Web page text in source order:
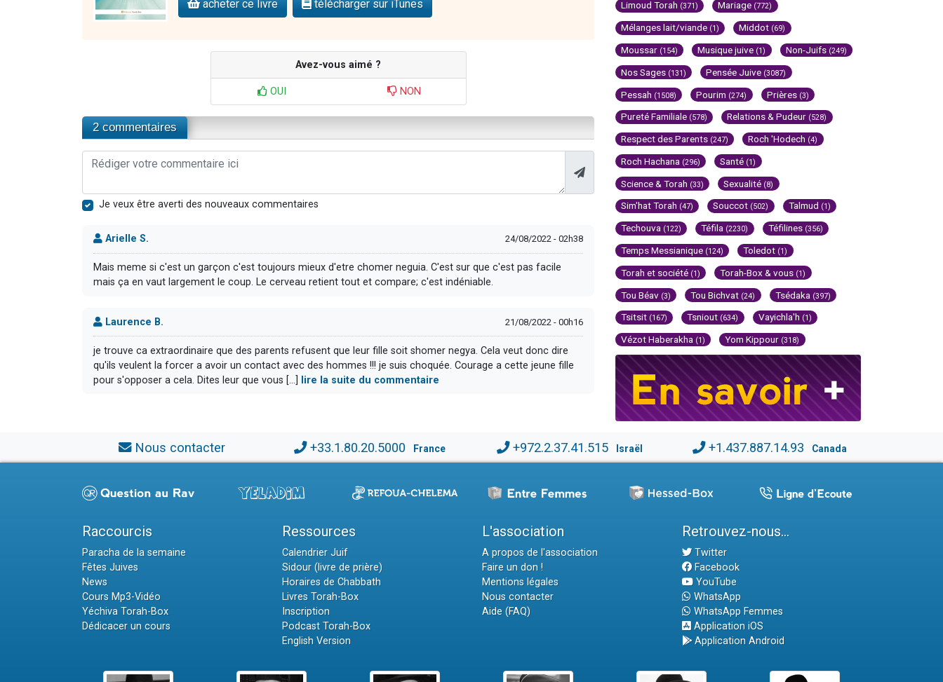
acheter ce livre télécharger sur iTunes
Avez-vous aimé ?
OUI NON
2 commentaires
Je veux être averti des nouveaux commentaires
Arielle S. 24/08/2022 - 02h38
Mais meme si c'est un garçon c'est toujours mieux d'etre chomer neguia. C'est sur que c'est pas facile
mais ça en vaut largement le coup. Le cerveau retient tout et compare; c'est indéniable.
Laurence B. 21/08/2022 - 00h16
je trouve ca extraordinaire que des parents refusent que leur fille soit shomer negya. Cela veut donc dire
qu'ils veulent la forcer a avoir un contact avec des hommes !!! je suis choquée. Courage a cette jeune fille
pour s'opposer a cela. Dites leur que vous [...]
lire la suite du commentaire
Limoud Torah (371) Mariage (772)
Mélanges lait/viande (1) Middot (69)
Moussar (154) Musique juive (1) Non-Juifs (249)
Nos Sages (131) Pensée Juive (3087)
Pessah (1508) Pourim (274) Prières (3)
Pureté Familiale (578) Relations & Pudeur (528)
Respect des Parents (247) Roch 'Hodech (4)
Roch Hachana (296) Santé (1)
Science & Torah (33) Sexualité (8)
Sim'hat Torah (47) Souccot (502) Talmud (1)
Techouva (122) Téfila (2230) Téfilines (356)
Temps Messianique (124) Toledot (1)
Torah et société (1) Torah-Box & vous (1)
Tou Béav (3) Tou Bichvat (24) Tsédaka (397)
Tsitsit (167) Tsniout (634) Vayichla'h (1)
Vézot Haberakha (1) Yom Kippour (318)
Nous contacter +33.1.80.20.5000 France +972.2.37.41.515 Israël +1.437.887.14.93 Canada
Raccourcis
Paracha de la semaine
Fêtes Juives
News
Cours Mp3-Vidéo
Yéchiva Torah-Box
Dédicacer un cours
Ressources
Calendrier Juif
Sidour (livre de prière)
Horaires de Chabbath
Livres Torah-Box
Inscription
Podcast Torah-Box
English Version
L'association
A propos de l'association
Faire un don !
Mentions légales
Nous contacter
Aide (FAQ)
Retrouvez-nous...
Twitter
Facebook
YouTube
WhatsApp
WhatsApp Femmes
Application iOS
Application Android